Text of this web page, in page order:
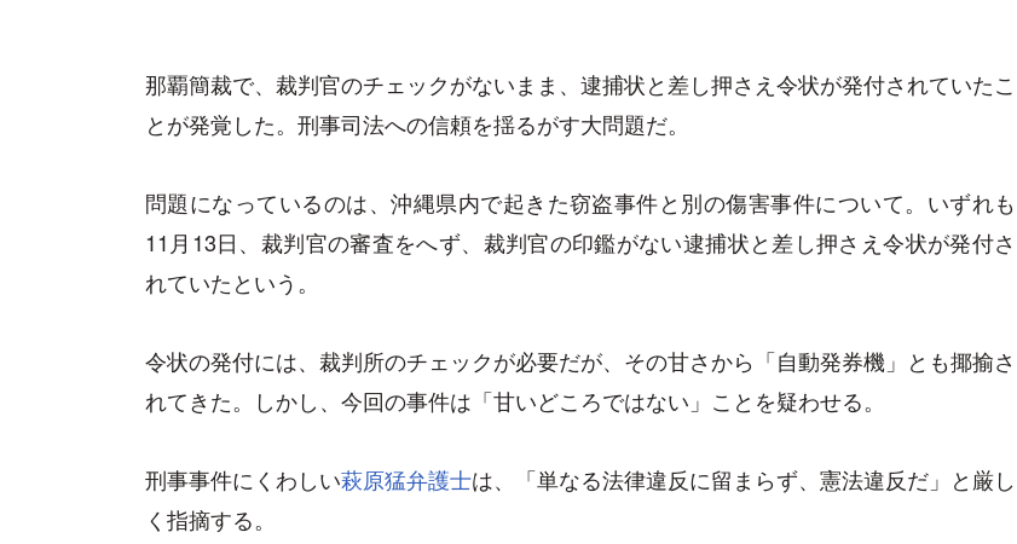
那覇簡裁で、裁判官のチェックがないまま、逮捕状と差し押さえ令状が発付されていたこ
とが発覚した。刑事司法への信頼を揺るがす大問題だ。
問題になっているのは、沖縄県内で起きた窃盗事件と別の傷害事件について。いずれも
11月13日、裁判官の審査をへず、裁判官の印鑑がない逮捕状と差し押さえ令状が発付さ
れていたという。
令状の発付には、裁判所のチェックが必要だが、その甘さから「自動発券機」とも揶揄さ
れてきた。しかし、今回の事件は「甘いどころではない」ことを疑わせる。
刑事事件にくわしい萩原猛弁護士は、「単なる法律違反に留まらず、憲法違反だ」と厳し
く指摘する。